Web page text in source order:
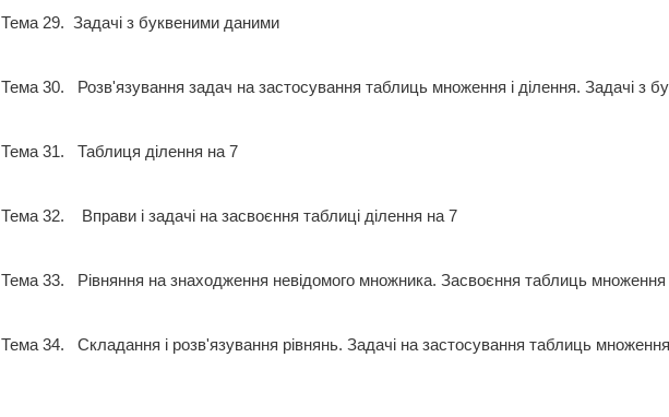
Тема 29. Задачі з буквеними даними
Тема 30. Розв'язування задач на застосування таблиць множення і ділення. Задачі
Тема 31. Таблиця ділення на 7
Тема 32. Вправи і задачі на засвоєння таблиці ділення на 7
Тема 33. Рівняння на знаходження невідомого множника. Засвоєння таблиць
Тема 34. Складання і розв'язування рівнянь. Задачі на застосування таблиць множення